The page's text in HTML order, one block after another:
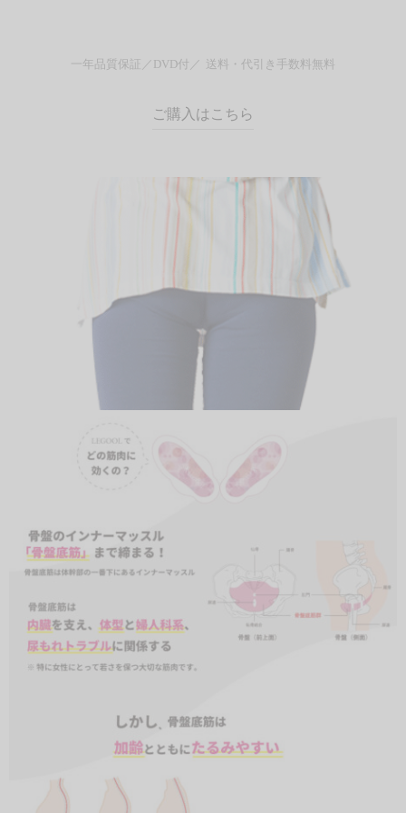
一年品質保証／ DVD付／ 送料・代引き手数料無料
ご購入はこちら